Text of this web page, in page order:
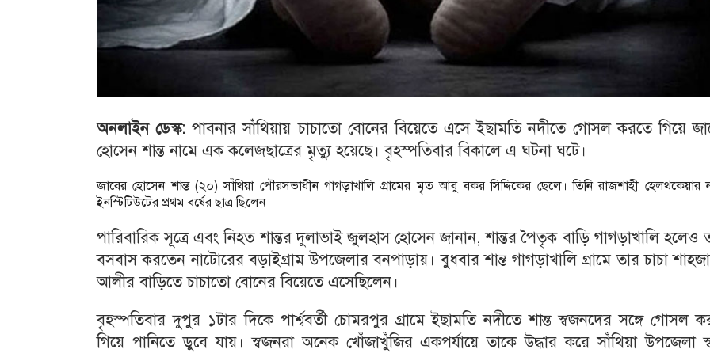
অনলাইন ডেস্ক:পাবনার সাঁথিয়ায় চাচাতো বোনের বিয়েতে এসে ইছামতি নদীতে গোসল করতে গিয়ে
হোসেন শান্ত নামে এক কলেজছাত্রের মৃত্যু হয়েছে। বৃহস্পতিবার বিকালে এ ঘটনা ঘটে।
জাবের হোসেন শান্ত (২০) সাঁথিয়া পৌরসভাধীন গাগড়াখালি গ্রামের মৃত আবু বকর সিদ্দিকের ছেলে। তিনি রাজশাহী হেলথকেয়ার
ইনস্টিটিউটের প্রথম বর্ষের ছাত্র ছিলেন।
পারিবারিক সূত্রে এবং নিহত শান্তর দুলাভাই জুলহাস হোসেন জানান, শান্তর পৈতৃক বাড়ি গাগড়াখালি হলেও
বসবাস করতেন নাটোরের বড়াইগ্রাম উপজেলার বনপাড়ায়। বুধবার শান্ত গাগড়াখালি গ্রামে তার চাচা
আলীর বাড়িতে চাচাতো বোনের বিয়েতে এসেছিলেন।
বৃহস্পতিবার দুপুর ১টার দিকে পার্শ্ববর্তী চোমরপুর গ্রামে ইছামতি নদীতে শান্ত স্বজনদের সঙ্গে গোসল
গিয়ে পানিতে ডুবে যায়। স্বজনরা অনেক খোঁজাখুঁজির একপর্যায়ে তাকে উদ্ধার করে সাঁথিয়া উপজেলা